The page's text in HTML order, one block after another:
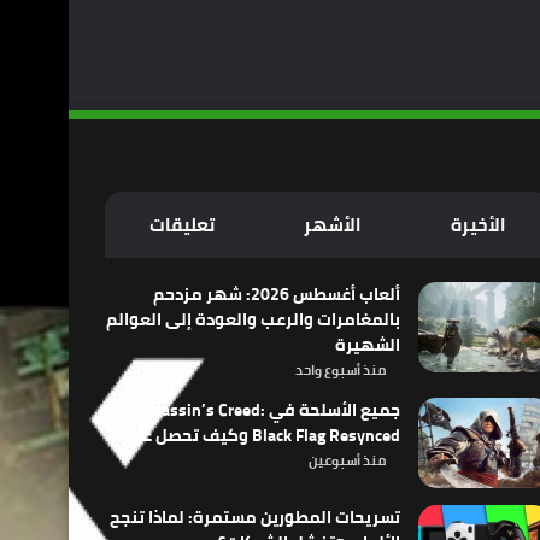
الأخيرة الأشهر تعليقات
ألعاب أغسطس 2026: شهر مزدحم
بالمغامرات والرعب والعودة إلى العوالم
الشهيرة
منذ أسبوع واحد
جميع الأسلحة في Assassin’s Creed:
Black Flag Resynced وكيف تحصل عليها
منذ أسبوعين
تسريحات المطورين مستمرة: لماذا تنجح